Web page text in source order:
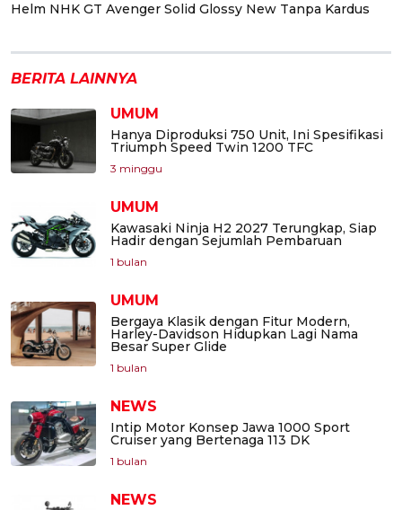
Helm NHK GT Avenger Solid Glossy New Tanpa Kardus
BERITA LAINNYA
UMUM
Hanya Diproduksi 750 Unit, Ini Spesifikasi
Triumph Speed Twin 1200 TFC
3 minggu
UMUM
Kawasaki Ninja H2 2027 Terungkap, Siap
Hadir dengan Sejumlah Pembaruan
1 bulan
UMUM
Bergaya Klasik dengan Fitur Modern,
Harley-Davidson Hidupkan Lagi Nama
Besar Super Glide
1 bulan
NEWS
Intip Motor Konsep Jawa 1000 Sport
Cruiser yang Bertenaga 113 DK
1 bulan
NEWS